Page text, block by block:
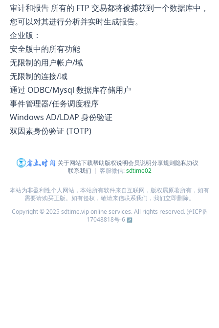
审计和报告 所有的 FTP 交易都将被捕获到一个数据库中，
您可以对其进行分析并实时生成报告。
企业版：
安全版中的所有功能
无限制的用户帐户/域
无限制的连接/域
通过 ODBC/Mysql 数据库存储用户
事件管理器/任务调度程序
Windows AD/LDAP 身份验证
双因素身份验证 (TOTP)
关于网站下载帮助版权说明会员说明分享规则隐私协议
联系我们
客服微信:sdtime02
本站为非盈利性个人网站，本站所有软件来自互联网，版权属原著所有，如有
需要请购买正版。如有侵权，敬请来信联系我们，我们立即删除。
Copyright © 2025 sdtime.vip online services. All rights reserved.沪ICP备
17048818号-6